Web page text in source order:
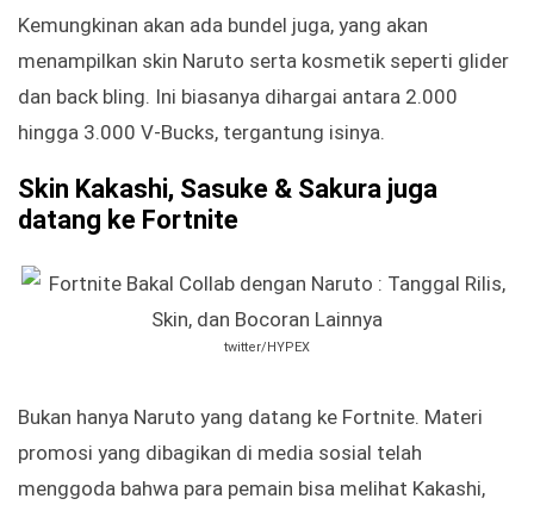
Kemungkinan akan ada bundel juga, yang akan
menampilkan skin Naruto serta kosmetik seperti glider
dan back bling. Ini biasanya dihargai antara 2.000
hingga 3.000 V-Bucks, tergantung isinya.
Skin Kakashi, Sasuke & Sakura juga
datang ke Fortnite
twitter/HYPEX
Bukan hanya Naruto yang datang ke Fortnite. Materi
promosi yang dibagikan di media sosial telah
menggoda bahwa para pemain bisa melihat Kakashi,